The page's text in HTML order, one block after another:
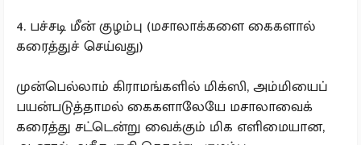
4. பச்சடி மீன் குழம்பு (மசாலாக்களை கைகளால்
கரைத்துச் செய்வது)
முன்பெல்லாம் கிராமங்களில் மிக்ஸி, அம்மியைப்
பயன்படுத்தாமல் கைகளாலேயே மசாலாவைக்
கரைத்து சட்டென்று வைக்கும் மிக எளிமையான,